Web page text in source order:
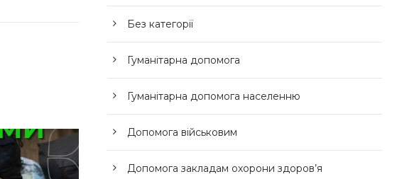
Без категорії
Гуманітарна допомога
Гуманітарна допомога населенню
Допомога військовим
Допомога закладам охорони здоров’я